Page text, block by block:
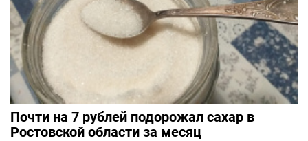
Почти на 7 рублей подорожал сахар в
Ростовской области за месяц